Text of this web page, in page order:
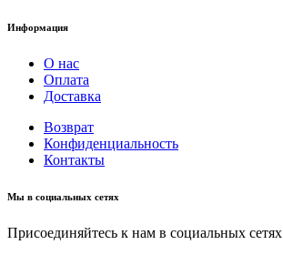
Информация
О нас
Оплата
Доставка
Возврат
Конфиденциальность
Контакты
Мы в социальных сетях
Присоединяйтесь к нам в социальных сетях